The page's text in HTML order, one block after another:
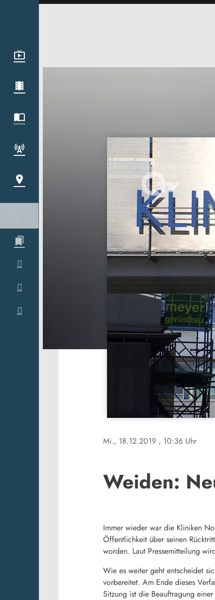
Mi., 18.12.2019 , 10:36 Uhr
Weiden:
Immer wieder war die Kliniken
Öffentlichkeit über seinen
worden. Laut Pressemitteilung
Wie es weiter geht entscheidet
vorbereitet. Am Ende dieses
Sitzung ist die Beauftragung